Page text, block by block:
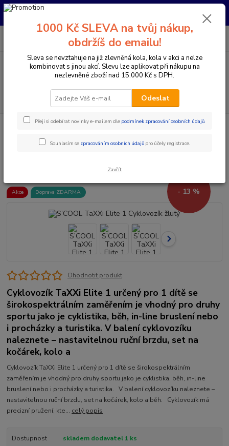
Pro nachystání kola / doplňků na prodejně si prosím zavolejte dopředu.
Menu
CZK
PO-PÁ 10:00-17:00 | SO: 9:00-12:00
Doplňky a helmy Cyklovozíky a tažné lana
S’COOL TaXXi
Akce Doprava ZDARMA - 13 %
Ohodnotit produkt
Cyklovozík TaXXi Elite 1 určený pro 1 dítě se
širokospektrálním zaměřením je vhodný pro druhy
sportu jako je cyklistika, běh, in-line bruslení nebo
i procházky a turistika. V balení cyklovozíku
naleznete – nastavitelnou ruční brzdu, set na
kočárek, kolo a
Cyklovozík TaXXi Elite 1 určený pro 1 dítě se širokospektrálním
zaměřením je vhodný pro druhy sportu jako je cyklistika, běh, in-line
bruslení nebo i procházky a turistika. V balení cyklovozíku naleznete –
nastavitelnou ruční brzdu, set na kočárek, kolo a běh. Cyklovozík má
precizní pružení, kte... celý popis
Dostupnost
skladem dodavatel 1 ks
1000 Kč SLEVA na tvůj nákup,
obdržíš do emailu!
Sleva se nevztahuje na již zlevněná kola, kola v akci a nelze
kombinovat s jinou akcí. Slevu lze aplikovat při nákupu na
nezlevněné zboží nad 15.000 Kč s DPH.
Odeslat
Přeji si odebírat novinky e-mailem dle podmínek zpracování osobních údajů.
Souhlasím se zpracováním osobních údajů pro účely registrace.
Zavřít